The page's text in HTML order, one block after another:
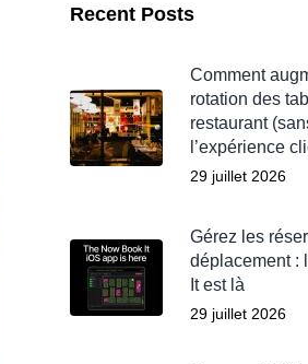
Recent Posts
Comment
rotation des
restaurant
l’expérience
29 juillet 2026
Gérez les
déplacement :
It est là
29 juillet 2026